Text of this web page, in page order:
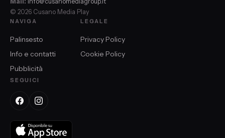
© 2026 Cusano Media Play
NAVIGA
Palinsesto
Info e contatti
Pubblicità
LEGALE
Privacy Policy
Cookie Policy
SEGUICI